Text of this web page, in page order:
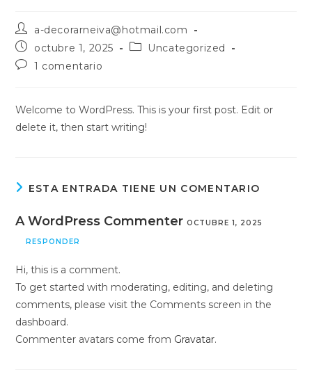
a-decorarneiva@hotmail.com
octubre 1, 2025
Uncategorized
1 comentario
Welcome to WordPress. This is your first post. Edit or
delete it, then start writing!
ESTA ENTRADA TIENE UN COMENTARIO
A WordPress Commenter OCTUBRE 1, 2025
RESPONDER
Hi, this is a comment.
To get started with moderating, editing, and deleting
comments, please visit the Comments screen in the
dashboard.
Commenter avatars come from Gravatar.